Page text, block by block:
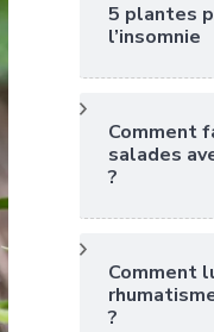
5 plantes
l’insomnie
Comment
salades
?
Comment
?